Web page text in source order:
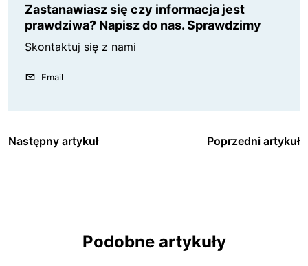
Zastanawiasz się czy informacja jest
prawdziwa? Napisz do nas. Sprawdzimy
Skontaktuj się z nami
Email
Następny artykuł Poprzedni artykuł
Podobne artykuły